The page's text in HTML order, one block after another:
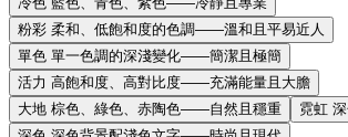
粉彩 柔和、低飽和度的色調——溫和且平易近人
單色 單一色調的深淺變化——簡潔且極簡
活力 高飽和度、高對比度——充滿能量且大膽
大地 棕色、綠色、赤陶色——自然且穩重 霓虹